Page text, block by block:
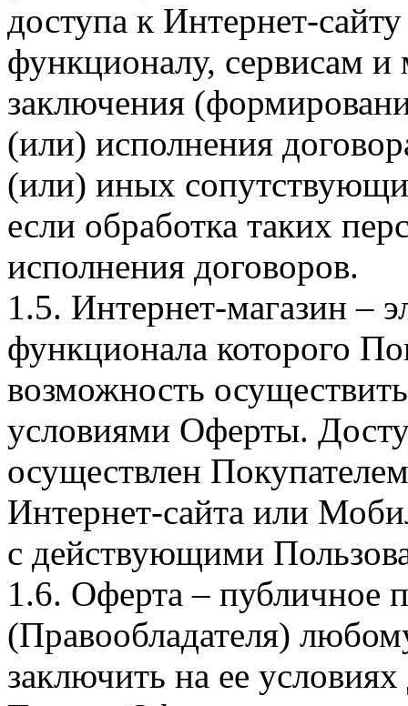
доступа к Интернет-
функционалу, сервисам и
заключения
(или) исполнения
(или) иных
если обработка таких
исполнения договоров.
1.5. Интернет-магазин –
функционала которого
возможность
условиями Оферты.
осуществлен
Интернет-сайта или
с действующими
1.6. Оферта – публичное
(Правообладателя)
заключить на ее